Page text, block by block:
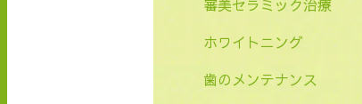
審美セラミック治療
ホワイトニング
歯のメンテナンス